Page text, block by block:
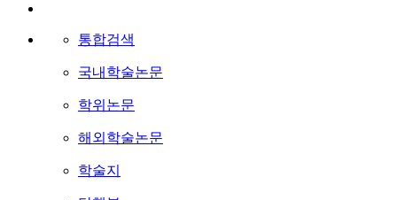
통합검색
국내학술논문
학위논문
해외학술논문
학술지